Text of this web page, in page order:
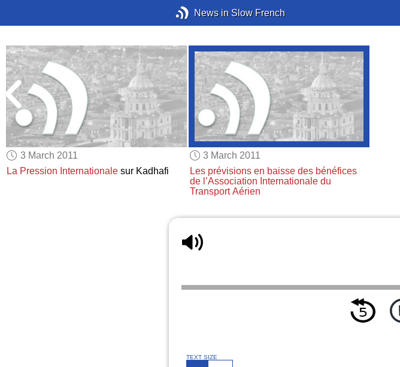
News in Slow French
3 March 2011
La Pression Internationale sur Kadhafi
3 March 2011
Les prévisions en baisse des bénéfices
de l’Association Internationale du
Transport Aérien
TEXT SIZE